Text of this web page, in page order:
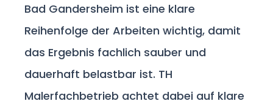
Bad Gandersheim ist eine klare
Reihenfolge der Arbeiten wichtig, damit
das Ergebnis fachlich sauber und
dauerhaft belastbar ist. TH
Malerfachbetrieb achtet dabei auf klare